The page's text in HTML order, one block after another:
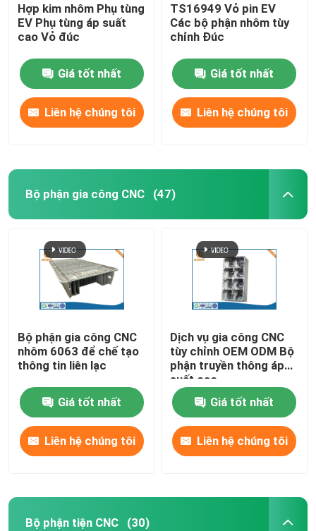
Hợp kim nhôm Phụ tùng
EV Phụ tùng áp suất
cao Vỏ đúc
Giá tốt nhất
Liên hệ chúng tôi
TS16949 Vỏ pin EV
Các bộ phận nhôm tùy
chỉnh Đúc
Giá tốt nhất
Liên hệ chúng tôi
Bộ phận gia công CNC (47)
Bộ phận gia công CNC
nhôm 6063 để chế tạo
thông tin liên lạc
Giá tốt nhất
Liên hệ chúng tôi
Dịch vụ gia công CNC
tùy chỉnh OEM ODM Bộ
phận truyền thông áp
suất cao
Giá tốt nhất
Liên hệ chúng tôi
Bộ phận tiện CNC (30)